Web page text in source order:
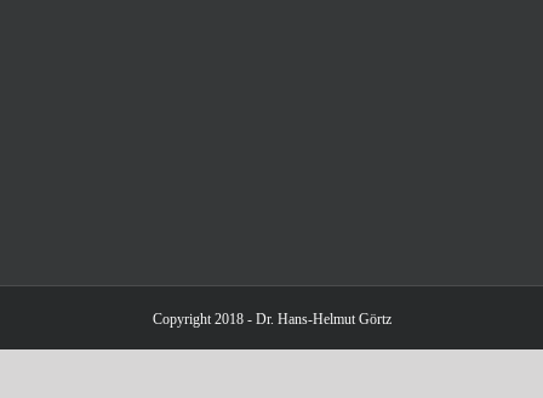
Copyright 2018 - Dr. Hans-Helmut Görtz